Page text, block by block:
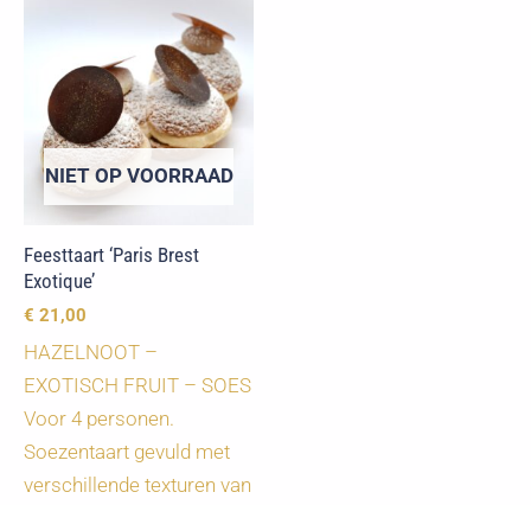
NIET OP VOORRAAD
Feesttaart ‘Paris Brest
Exotique’
€ 21,00
HAZELNOOT –
EXOTISCH FRUIT – SOES
Voor 4 personen.
Soezentaart gevuld met
verschillende texturen van